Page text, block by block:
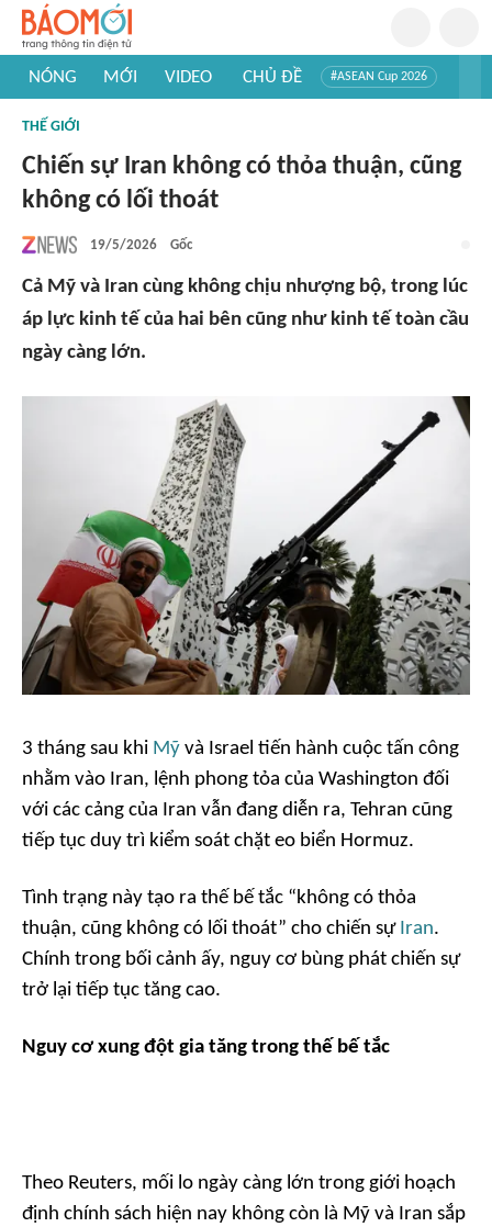
NÓNG MỚI VIDEO CHỦ ĐỀ #ASEAN Cup 2026
#Khám phá thế giới
THẾ GIỚI
Chiến sự Iran không có thỏa thuận, cũng
không có lối thoát
19/5/2026 Gốc
Cả Mỹ và Iran cùng không chịu nhượng bộ, trong lúc
áp lực kinh tế của hai bên cũng như kinh tế toàn cầu
ngày càng lớn.
3 tháng sau khi Mỹ và Israel tiến hành cuộc tấn công
nhằm vào Iran, lệnh phong tỏa của Washington đối
với các cảng của Iran vẫn đang diễn ra, Tehran cũng
tiếp tục duy trì kiểm soát chặt eo biển Hormuz.
Tình trạng này tạo ra thế bế tắc “không có thỏa
thuận, cũng không có lối thoát” cho chiến sự Iran.
Chính trong bối cảnh ấy, nguy cơ bùng phát chiến sự
trở lại tiếp tục tăng cao.
Nguy cơ xung đột gia tăng trong thế bế tắc
Theo Reuters, mối lo ngày càng lớn trong giới hoạch
định chính sách hiện nay không còn là Mỹ và Iran sắp